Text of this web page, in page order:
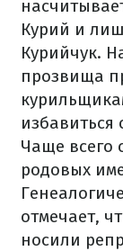
Курий и
Курийчук.
прозвища
Чаще всего
родовых
отмечает,
носили